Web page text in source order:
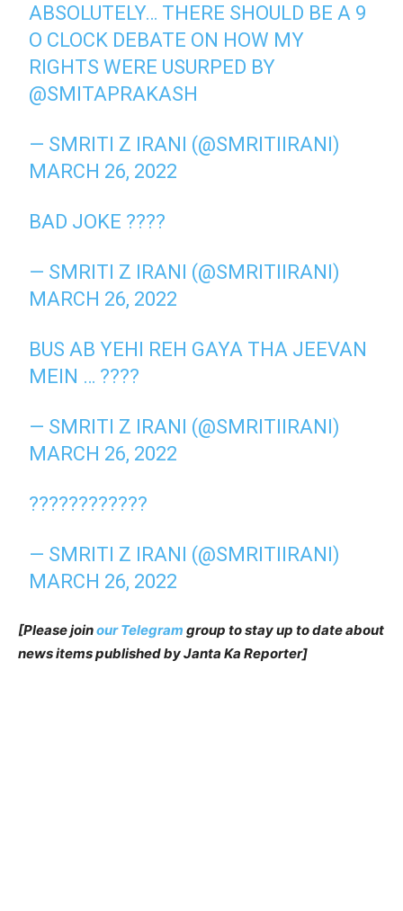
ABSOLUTELY… THERE SHOULD BE A 9
O CLOCK DEBATE ON HOW MY
RIGHTS WERE USURPED BY
@SMITAPRAKASH
— SMRITI Z IRANI (@SMRITIIRANI)
MARCH 26, 2022
BAD JOKE ????
— SMRITI Z IRANI (@SMRITIIRANI)
MARCH 26, 2022
BUS AB YEHI REH GAYA THA JEEVAN
MEIN … ????
— SMRITI Z IRANI (@SMRITIIRANI)
MARCH 26, 2022
????????????
— SMRITI Z IRANI (@SMRITIIRANI)
MARCH 26, 2022
[Please joinour Telegram group to stay up to date about
news items published by Janta Ka Reporter]